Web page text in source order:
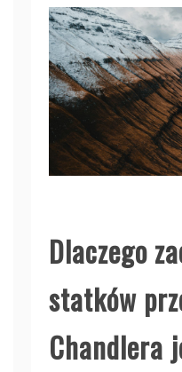
Dlaczego
statków
Chandlera